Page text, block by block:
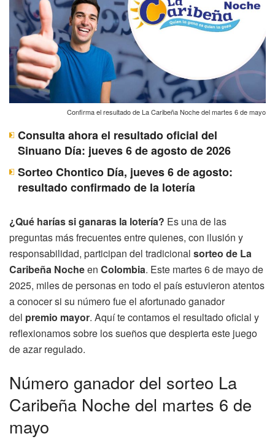
Confirma el resultado de La Caribeña Noche del martes 6 de mayo
Consulta ahora el resultado oficial del
Sinuano Día: jueves 6 de agosto de 2026
Sorteo Chontico Día, jueves 6 de agosto:
resultado confirmado de la lotería
¿Qué harías si ganaras la lotería? Es una de las
preguntas más frecuentes entre quienes, con ilusión y
responsabilidad, participan del tradicional sorteo de La
Caribeña Nocheen Colombia. Este martes 6 de mayo de
2025, miles de personas en todo el país estuvieron atentos
a conocer si su número fue el afortunado ganador
del premio mayor. Aquí te contamos el resultado oficial y
reflexionamos sobre los sueños que despierta este juego
de azar regulado.
Número ganador del sorteo La
Caribeña Noche del martes 6 de
mayo